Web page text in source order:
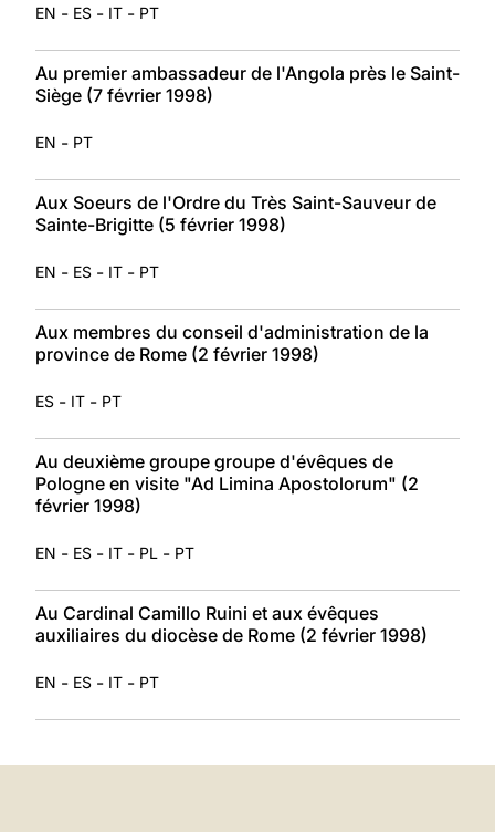
EN - ES - IT - PT
Au premier ambassadeur de l'Angola près le Saint-
Siège (7 février 1998)
EN - PT
Aux Soeurs de l'Ordre du Très Saint-Sauveur de
Sainte-Brigitte (5 février 1998)
EN - ES - IT - PT
Aux membres du conseil d'administration de la
province de Rome (2 février 1998)
ES - IT - PT
Au deuxième groupe groupe d'évêques de
Pologne en visite "Ad Limina Apostolorum" (2
février 1998)
EN - ES - IT - PL - PT
Au Cardinal Camillo Ruini et aux évêques
auxiliaires du diocèse de Rome (2 février 1998)
EN - ES - IT - PT